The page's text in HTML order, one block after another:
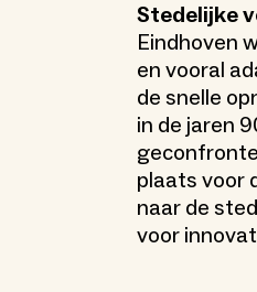
Stedelijke
Eindhoven
en vooral
de snelle
in de jaren
plaats voor
naar de
voor